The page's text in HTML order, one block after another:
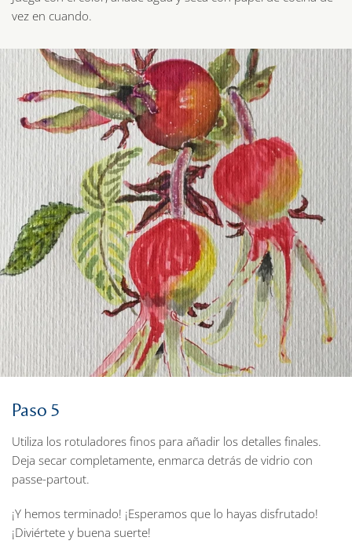
vez en cuando.
Paso 5
Utiliza los rotuladores finos para añadir los detalles finales.
Deja secar completamente, enmarca detrás de vidrio con
passe-partout.
¡Y hemos terminado! ¡Esperamos que lo hayas disfrutado!
¡Diviértete y buena suerte!